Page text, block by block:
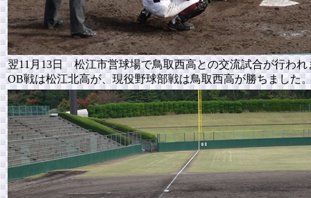
翌11月13日 松江市営球場で鳥取西高との交流試合が行われ
OB戦は松江北高が、現役野球部戦は鳥取西高が勝ちました